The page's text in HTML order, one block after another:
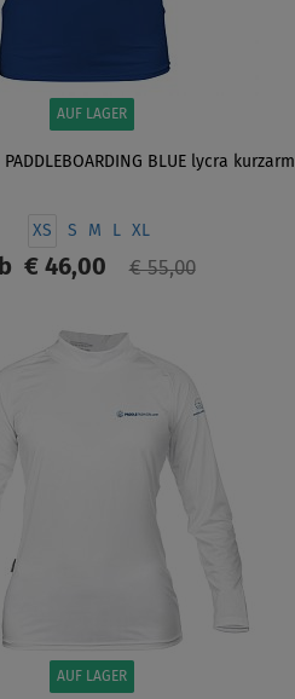
AUF LAGER
BLUE lycra kurzarm
XS S M L XL
€ 46,00 € 55,00
ANZEIGEN
AUF LAGER